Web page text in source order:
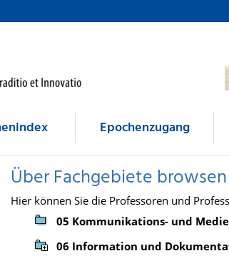
Epochenzugang
Über Fachgebiete browsen
Hier können Sie die Professoren und
05 Kommunikations- und
06 Information und